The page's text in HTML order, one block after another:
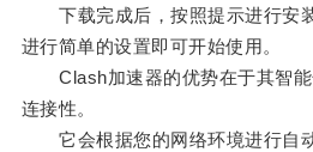
下载完成后，按照提示进行安
进行简单的设置即可开始使用。
Clash加速器的优势在于其智能
连接性。
它会根据您的网络环境进行自